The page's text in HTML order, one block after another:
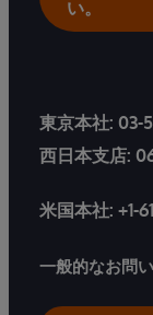
い。
東京本社: 03-
西日本支店:
米国本社: +1-
一般的なお問